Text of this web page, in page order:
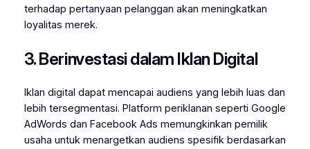
terhadap pertanyaan pelanggan akan meningkatkan
loyalitas merek.
3. Berinvestasi dalam Iklan Digital
Iklan digital dapat mencapai audiens yang lebih luas dan
lebih tersegmentasi. Platform periklanan seperti Google
AdWords dan Facebook Ads memungkinkan pemilik
usaha untuk menargetkan audiens spesifik berdasarkan